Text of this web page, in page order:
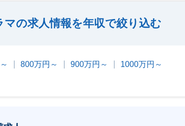
の求人情報を年収で絞り込む
800万円～ 900万円～
1000万円～